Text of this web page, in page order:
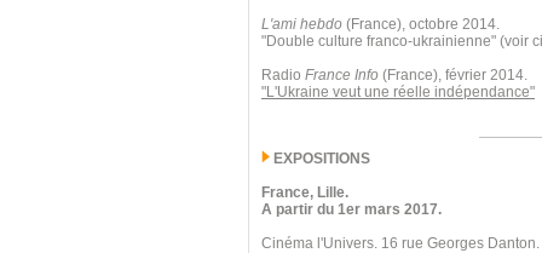
L'ami hebdo (France), octobre 2014.
"Double culture franco-ukrainienne" (voir
Radio France Info (France), février 2014.
"L'Ukraine veut une réelle indépendance"
EXPOSITIONS
France, Lille.
A partir du 1er mars 2017.
Cinéma l'Univers. 16 rue Georges Danton.